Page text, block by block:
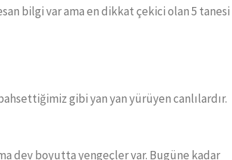
bilgi var ama en dikkat çekici olan 5 tanesi
gibi yan yan yürüyen canlılardır.
dev boyutta yengeçler var. Bugüne kadar